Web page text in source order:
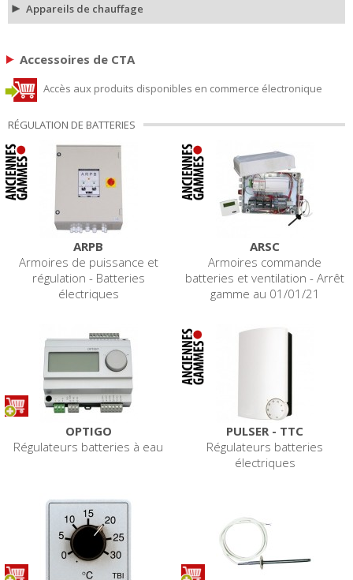
Appareils de chauffage
Accessoires de CTA
Accès aux produits disponibles en commerce électronique
RÉGULATION DE BATTERIES
ARPB
Armoires de puissance et
régulation - Batteries
électriques
ARSC
Armoires commande
batteries et ventilation - Arrêt
gamme au 01/01/21
OPTIGO
Régulateurs batteries à eau
PULSER - TTC
Régulateurs batteries
électriques